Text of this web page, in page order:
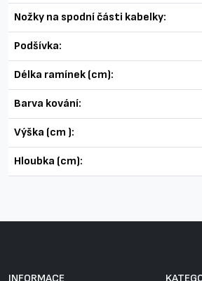
Nožky na spodní části kabelky:
Podšívka:
Délka ramínek (cm):
Barva kování:
Výška (cm ):
Hloubka (cm):